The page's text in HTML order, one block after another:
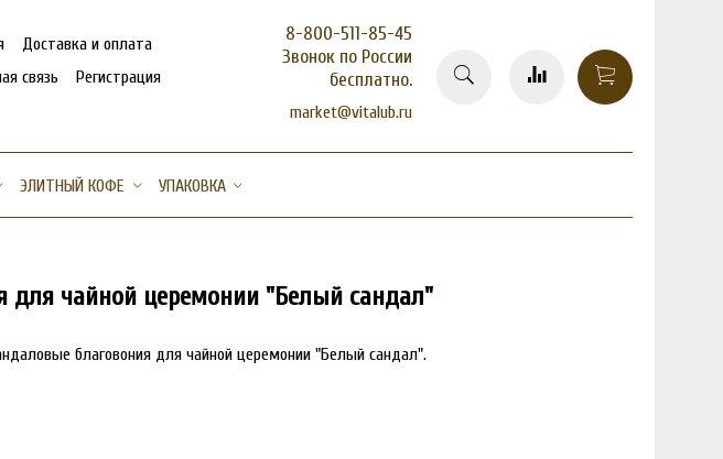
Доставка и оплата
связь
Регистрация
8-800-511-85-45
Звонок по России
бесплатно.
market@vitalub.ru
ЭЛИТНЫЙ КОФЕ УПАКОВКА
для чайной церемонии "Белый сандал"
благовония для чайной церемонии "Белый сандал".